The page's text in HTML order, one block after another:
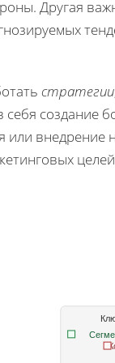
Другая
стратегии
создание
или внедрение